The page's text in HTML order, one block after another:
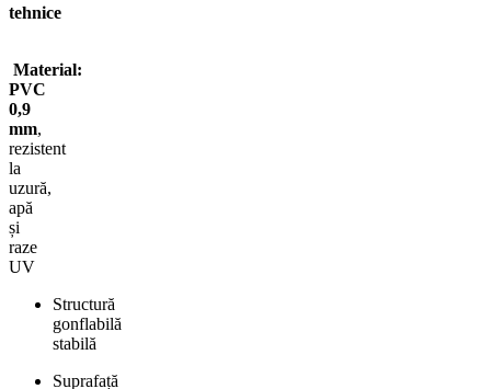
tehnice
Material:
PVC
0,9
mm,
rezistent
la
uzură,
apă
și
raze
UV
Structură
gonflabilă
stabilă
Suprafață